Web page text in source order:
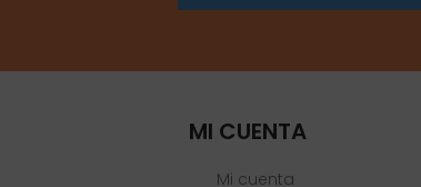
MI CUENTA
Mi cuenta